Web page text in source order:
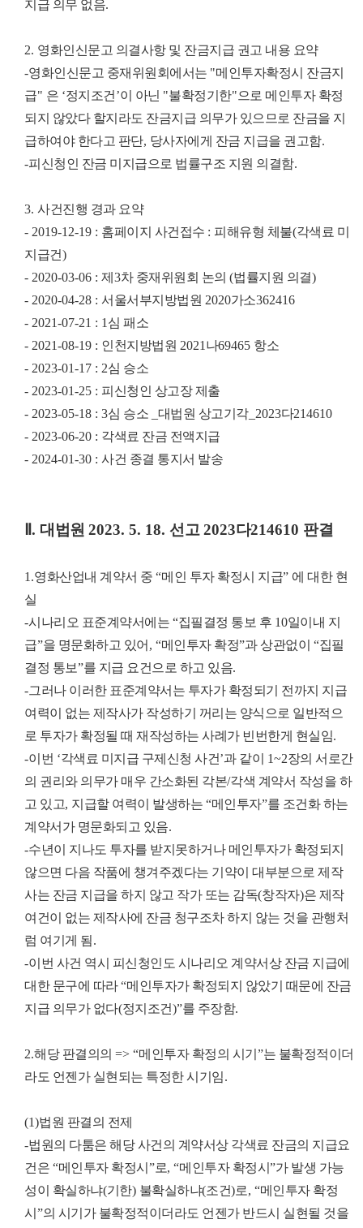
지급 의무 없음.
2. 영화인신문고 의결사항 및 잔금지급 권고 내용 요약
-영화인신문고 중재위원회에서는 "메인투자확정시 잔금지
급" 은 ‘정지조건 ’이 아닌 "불확정기한"으로 메인투자 확정
되지 않았다 할지라도 잔금지급 의무가 있으므로 잔금을 지
급하여야 한다고 판단, 당사자에게 잔금 지급을 권고함.
-피신청인 잔금 미지급으로 법률구조 지원 의결함.
3. 사건진행 경과 요약
- 2019-12-19 : 홈페이지 사건접수 : 피해유형 체불(각색료 미
지급건)
- 2020-03-06 : 제 3차 중재위원회 논의 (법률지원 의결)
- 2020-04-28 : 서울서부지방법원 2020가소362416
- 2021-07-21 : 1 심 패소
- 2021-08-19 : 인천지방법원 2021 나69465 항소
- 2023-01-17 : 2심 승소
- 2023-01-25 : 피신청인 상고장 제출
- 2023-05-18 : 3심 승소 대법원 상고기각_2023다214610
- 2023-06-20 : 각색료 잔금 전액지급
- 2024-01-30 : 사건 종결 통지서 발송
. 대법원 2023. 5. 18. 선고 2023다214610 판결
1.영화산업내 계약서 중 “메인 투자 확정시 지급” 에 대한 현
실
-시나리오 표준계약서에는 “집필결정 통보 후 10일이내 지
급”을 명문화하고 있어 , “메인투자 확정”과 상관없이 “집필
결정 통보”를 지급 요건으로 하고 있음.
-그러나 이러한 표준계약서는 투자가 확정되기 전까지 지급
여력이 없는 제작사가 작성하기 꺼리는 양식으로 일반적으
로 투자가 확정될 때 재작성하는 사례가 빈번한게 현실임.
-이번 ‘각색료 미지급 구제신청 사건’과 같이 1~2장의 서로간
의 권리와 의무가 매우 간소화된 각본/각색 계약서 작성을 하
고 있고, 지급할 여력이 발생하는 “메인투자”를 조건화 하는
계약서가 명문화되고 있음.
-수년이 지나도 투자를 받지못하거나 메인투자가 확정되지
않으면 다음 작품에 챙겨주겠다는 기약이 대부분으로 제작
사는 잔금 지급을 하지 않고 작가 또는 감독(창작자)은 제작
여건이 없는 제작사에 잔금 청구조차 하지 않는 것을 관행처
럼 여기게 됨.
-이번 사건 역시 피신청인도 시나리오 계약서상 잔금 지급에
대한 문구에 따라“메인투자가 확정되지 않았기 때문에 잔금
지급 의무가 없다(정지조건)”를 주장함.
2.해당 판결의의 => “메인투자 확정의 시기 ”는 불확정적이더
라도 언젠가 실현되는 특정한 시기임.
(1)법원 판결의 전제
-법원의 다툼은 해당 사건의 계약서상 각색료 잔금의 지급요
건은 “메인투자 확정시 ”로, “메인투자 확정시 ”가 발생 가능
성이 확실하냐(기한) 불확실하냐(조건)로, “메인투자 확정
시 ”의 시기가 불확정적이더라도 언젠가 반드시 실현될 것을